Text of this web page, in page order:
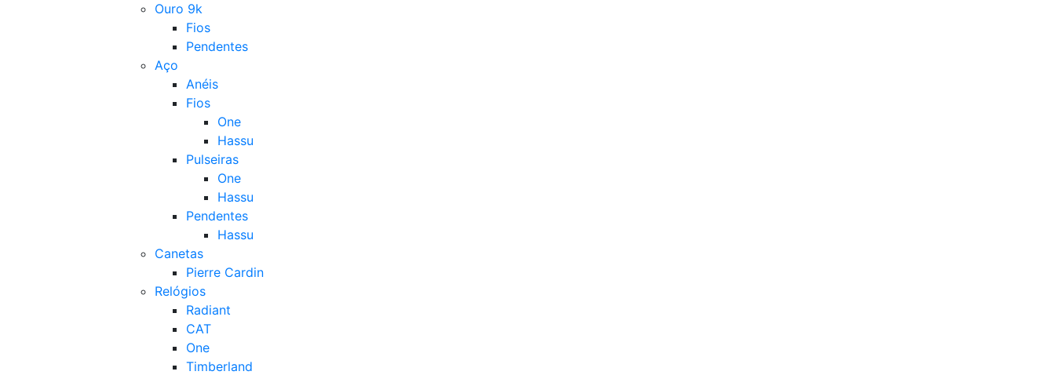
Ouro 9k
Fios
Pendentes
Aço
Anéis
Fios
One
Hassu
Pulseiras
One
Hassu
Pendentes
Hassu
Canetas
Pierre Cardin
Relógios
Radiant
CAT
One
Timberland